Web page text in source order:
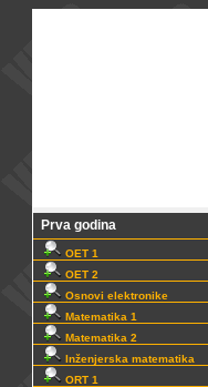
Prva godina
OET 1
OET 2
Osnovi elektronike
Matematika 1
Matematika 2
Inženjerska matematika
ORT 1